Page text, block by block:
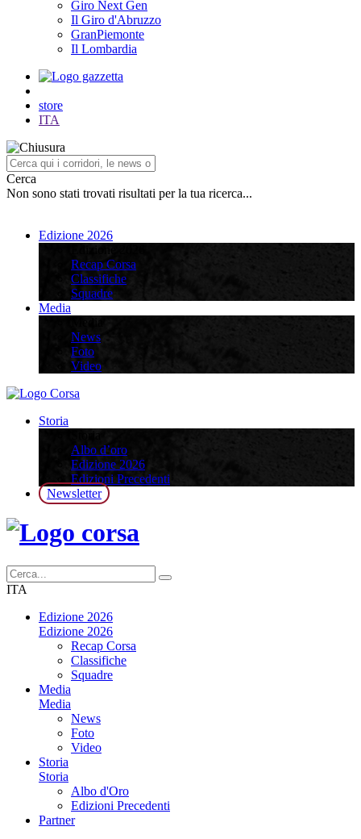
Giro Next Gen
Il Giro d'Abruzzo
GranPiemonte
Il Lombardia
store
ITA
Cerca
Non sono stati trovati risultati per la tua ricerca...
Edizione 2026
Recap Corsa
Classifiche
Squadre
Media
News
Foto
Video
Storia
Albo d’oro
Edizione 2026
Edizioni Precedenti
Newsletter
ITA
Edizione 2026
Edizione 2026
Recap Corsa
Classifiche
Squadre
Media
Media
News
Foto
Video
Storia
Storia
Albo d'Oro
Edizioni Precedenti
Partner